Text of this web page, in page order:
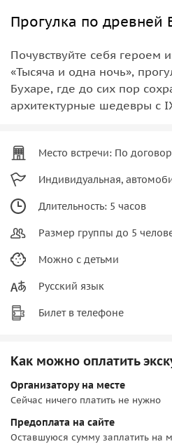
Прогулка по древней
Почувствуйте себя героем
«Тысяча и одна ночь»,
Бухаре, где до сих пор
архитектурные шедевры с
Место встречи: По
Индивидуальная,
Длительность: 5 часов
Размер группы до 5
Можно с детьми
Русский язык
Билет в телефоне
Как можно оплатить
Организатору на месте
Сейчас ничего платить не нужно
Предоплата на сайте
Оставшуюся сумму заплатить на